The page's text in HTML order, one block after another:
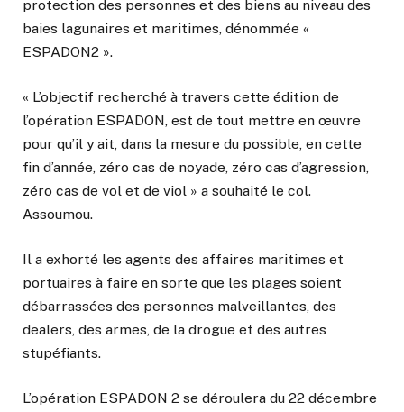
protection des personnes et des biens au niveau des
baies lagunaires et maritimes, dénommée «
ESPADON2 ».
« L’objectif recherché à travers cette édition de
l’opération ESPADON, est de tout mettre en œuvre
pour qu’il y ait, dans la mesure du possible, en cette
fin d’année, zéro cas de noyade, zéro cas d’agression,
zéro cas de vol et de viol » a souhaité le col.
Assoumou.
Il a exhorté les agents des affaires maritimes et
portuaires à faire en sorte que les plages soient
débarrassées des personnes malveillantes, des
dealers, des armes, de la drogue et des autres
stupéfiants.
L’opération ESPADON 2 se déroulera du 22 décembre